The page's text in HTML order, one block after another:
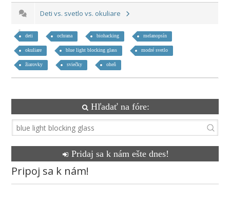
Deti vs. svetlo vs. okuliare
deti ochrana biohacking melanopsín
okuliare blue light blocking glass modré svetlo
žiarovky sviečky oheň
Hľadať na fóre:
Pridaj sa k nám ešte dnes!
Pripoj sa k nám!